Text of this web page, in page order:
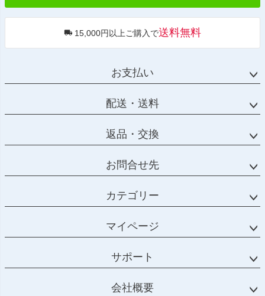
15,000円以上ご購入で送料無料
お支払い
配送・送料
返品・交換
お問合せ先
カテゴリー
マイページ
サポート
会社概要